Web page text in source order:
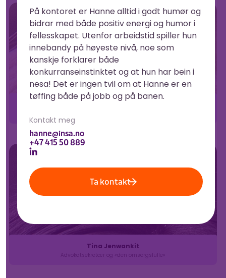
Tina Jenwankit
Advokatsekretær og «den omsorgsfulle»
På kontoret er Hanne alltid i godt humør og
bidrar med både positiv energi og humor i
fellesskapet. Utenfor arbeidstid spiller hun
innebandy på høyeste nivå, noe som
kanskje forklarer både
konkurranseinstinktet og at hun har bein i
nesa! Det er ingen tvil om at Hanne er en
tøffing både på jobb og på banen.
Kontakt meg
hanne@insa.no
+47 415 50 889
Ta kontakt